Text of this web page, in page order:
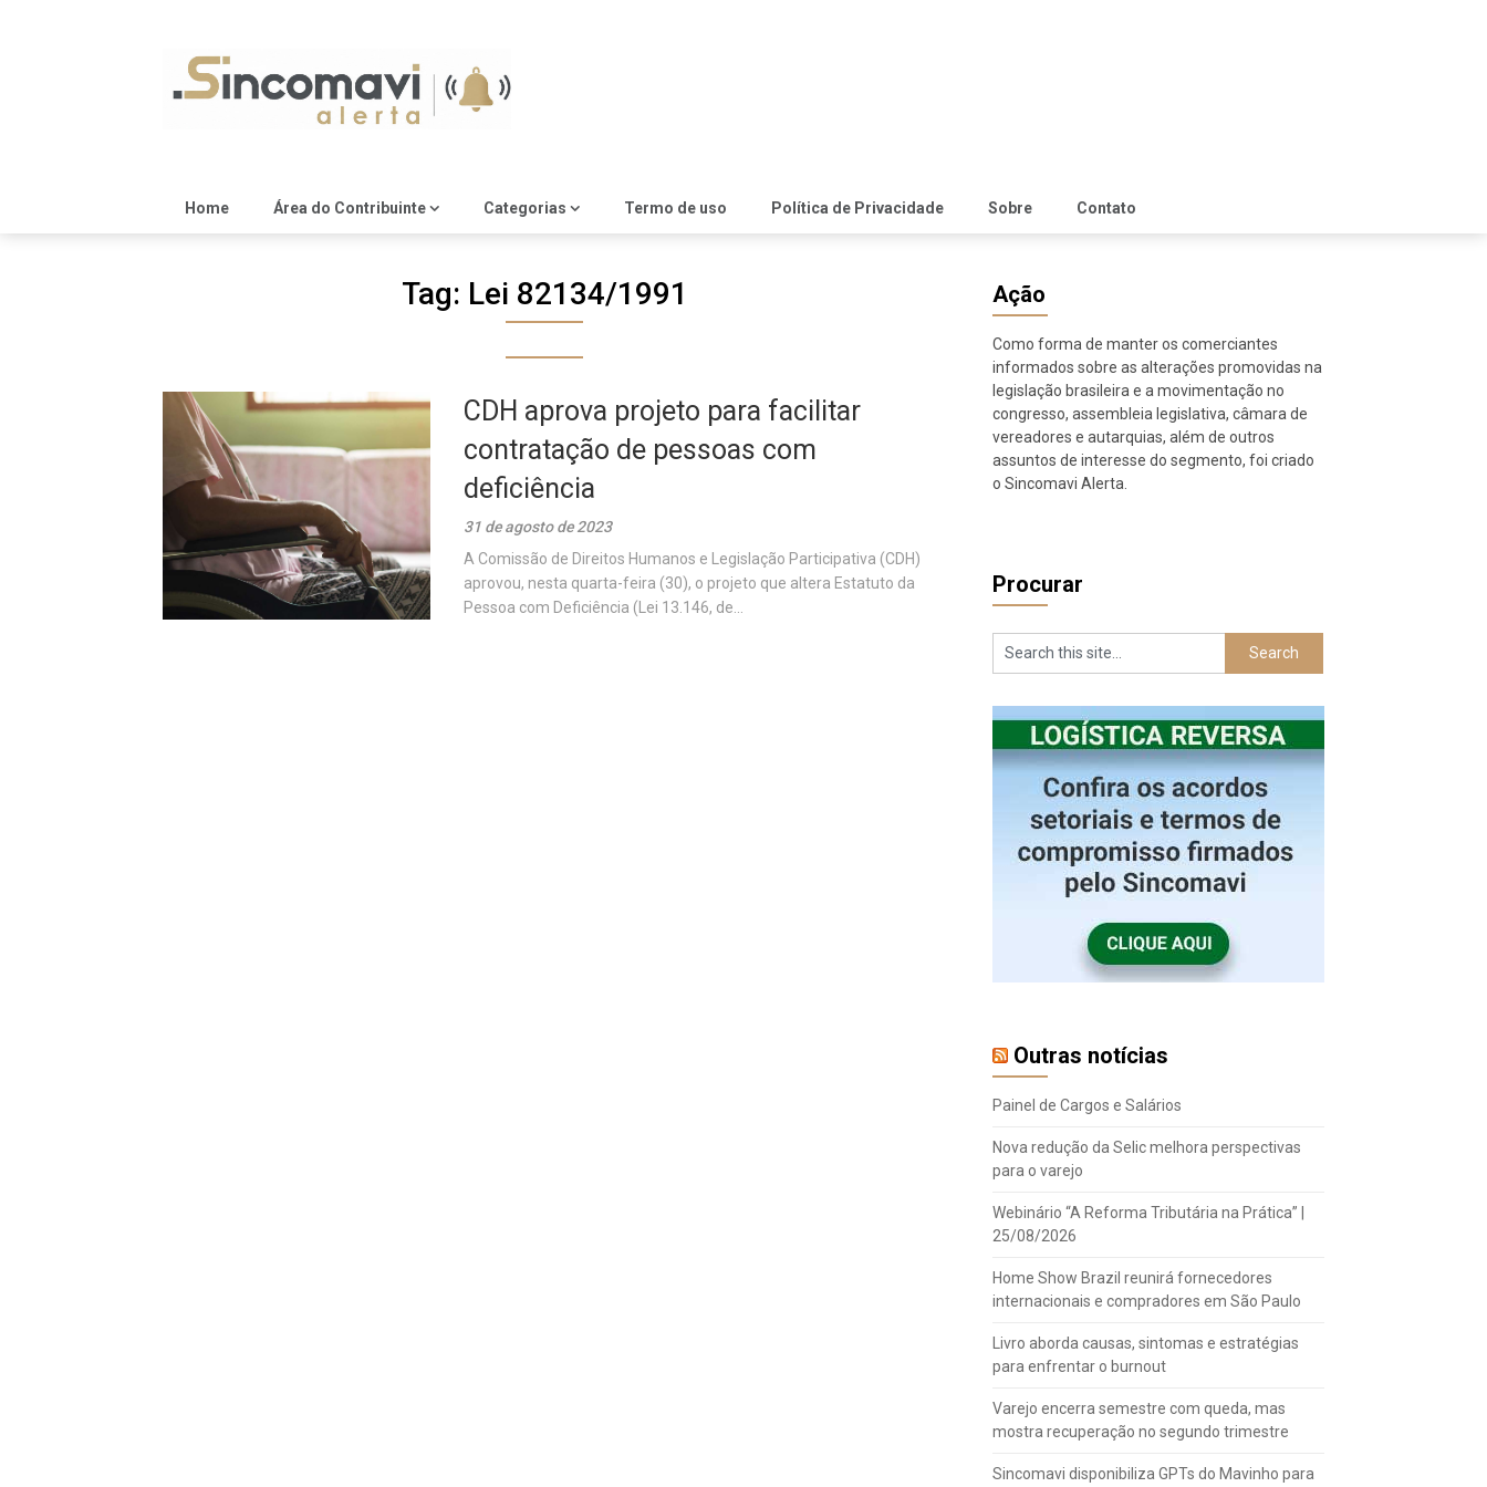
Home Área do Contribuinte Categorias Termo de uso Política de Privacidade Sobre Contato
Tag: Lei 82134/1991
CDH aprova projeto para facilitar
contratação de pessoas com
deficiência
31 de agosto de 2023
A Comissão de Direitos Humanos e Legislação Participativa (CDH)
aprovou, nesta quarta-feira (30), o projeto que altera Estatuto da
Pessoa com Deficiência (Lei 13.146, de...
Ação
Como forma de manter os comerciantes
informados sobre as alterações promovidas na
legislação brasileira e a movimentação no
congresso, assembleia legislativa, câmara de
vereadores e autarquias, além de outros
assuntos de interesse do segmento, foi criado
o Sincomavi Alerta.
Procurar
Outras notícias
Painel de Cargos e Salários
Nova redução da Selic melhora perspectivas
para o varejo
Webinário “A Reforma Tributária na Prática” |
25/08/2026
Home Show Brazil reunirá fornecedores
internacionais e compradores em São Paulo
Livro aborda causas, sintomas e estratégias
para enfrentar o burnout
Varejo encerra semestre com queda, mas
mostra recuperação no segundo trimestre
Sincomavi disponibiliza GPTs do Mavinho para